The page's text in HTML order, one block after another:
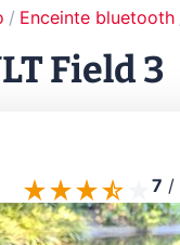
Enceinte bluetooth
Field 3
7 /